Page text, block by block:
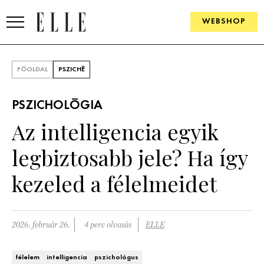
WEBSHOP
SZÉPSÉG
KULTÚRA
ÉLETMÓD
PÁRKAPCSOLAT
FŐOLDAL PSZICHÉ
PSZICHOLÓGIA
Az intelligencia egyik
legbiztosabb jele? Ha így
kezeled a félelmeidet
2026. február 26. 4 perc olvasás ELLE
félelem intelligencia pszichológus